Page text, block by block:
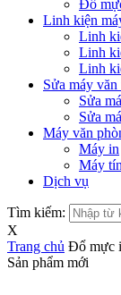
Đổ
Linh kiện
Linh
Linh
Linh
Sửa máy
Sửa
Sửa
Máy văn
Máy in
Máy
Dịch vụ
Tìm kiếm:
X
Trang chủ Đổ mực
Sản phẩm mới